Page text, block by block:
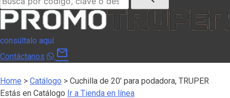
consúltalo aquí
Contáctanos
mail
Home > Catálogo > Cuchilla de 20′ para podadora, TRUPER
Estás en Catálogo Ir a Tienda en línea